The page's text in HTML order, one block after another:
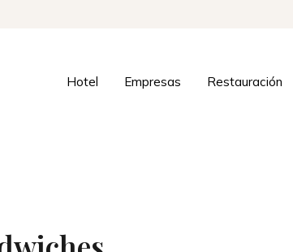
Hotel Empresas Restauración